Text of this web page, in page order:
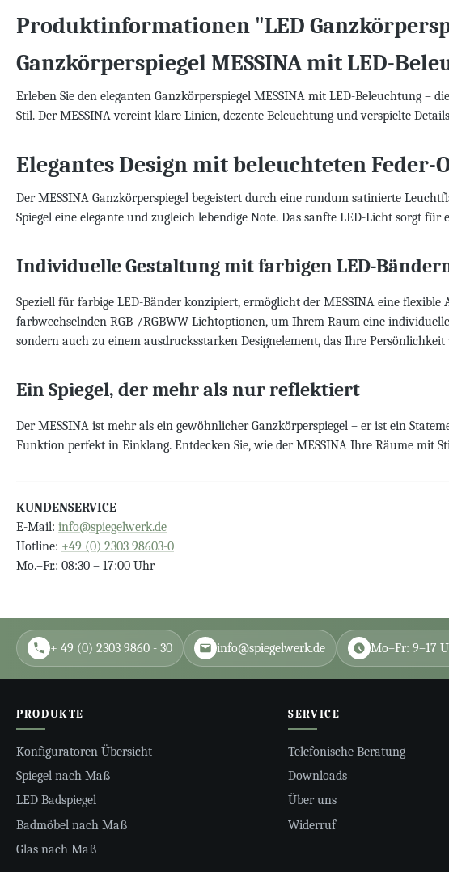
Produktinformationen "LED
Ganzkörperspiegel MESSINA mit LED-
Erleben Sie den eleganten Ganzkörperspiegel MESSINA mit LED-Beleuchtung –
Stil. Der MESSINA vereint klare Linien, dezente Beleuchtung und verspielte
Elegantes Design mit beleuchteten Feder-
Der MESSINA Ganzkörperspiegel begeistert durch eine rundum satinierte
Spiegel eine elegante und zugleich lebendige Note. Das sanfte LED-Licht sorgt
Individuelle Gestaltung mit farbigen LED-
Speziell für farbige LED-Bänder konzipiert, ermöglicht der MESSINA eine
farbwechselnden RGB-/RGBWW-Lichtoptionen, um Ihrem Raum eine
sondern auch zu einem ausdrucksstarken Designelement, das Ihre Persönlichkeit
Ein Spiegel, der mehr als nur reflektiert
Der MESSINA ist mehr als ein gewöhnlicher Ganzkörperspiegel – er ist ein
Funktion perfekt in Einklang. Entdecken Sie, wie der MESSINA Ihre Räume mit
KUNDENSERVICE
E-Mail: info@spiegelwerk.de
Hotline: +49 (0) 2303 98603-0
Mo.–Fr.: 08:30 – 17:00 Uhr
+ 49 (0) 2303 9860 - 30 info@spiegelwerk.de Mo–Fr: 9–17
PRODUKTE
Konfiguratoren Übersicht
Spiegel nach Maß
LED Badspiegel
Badmöbel nach Maß
Glas nach Maß
SERVICE
Telefonische Beratung
Downloads
Über uns
Widerruf